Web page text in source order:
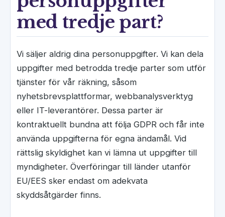
med tredje part?
Vi säljer aldrig dina personuppgifter. Vi kan dela
uppgifter med betrodda tredje parter som utför
tjänster för vår räkning, såsom
nyhetsbrevsplattformar, webbanalysverktyg
eller IT-leverantörer. Dessa parter är
kontraktuellt bundna att följa GDPR och får inte
använda uppgifterna för egna ändamål. Vid
rättslig skyldighet kan vi lämna ut uppgifter till
myndigheter. Överföringar till länder utanför
EU/EES sker endast om adekvata
skyddsåtgärder finns.